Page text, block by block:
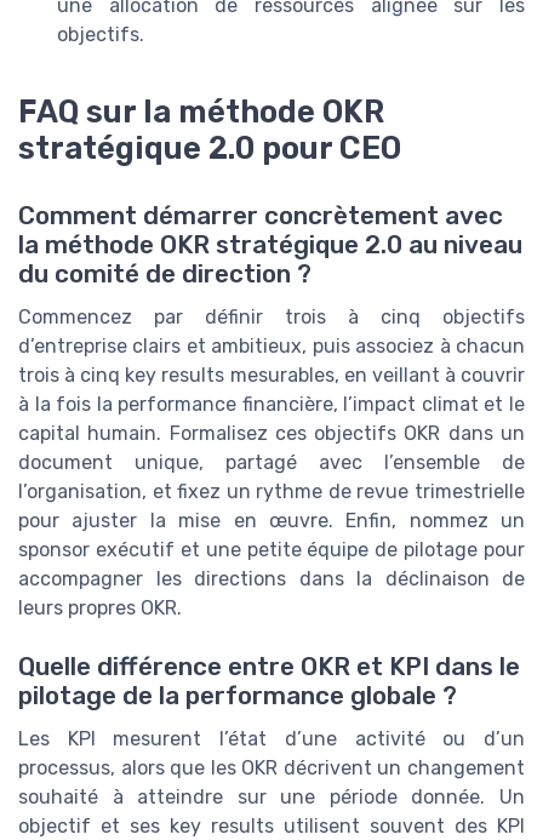
une allocation de ressources alignée sur les
objectifs.
FAQ sur la méthode OKR
stratégique 2.0 pour CEO
Comment démarrer concrètement avec
la méthode OKR stratégique 2.0 au niveau
du comité de direction ?
Commencez par définir trois à cinq objectifs
d’entreprise clairs et ambitieux, puis associez à chacun
trois à cinq key results mesurables, en veillant à couvrir
à la fois la performance financière, l’impact climat et le
capital humain. Formalisez ces objectifs OKR dans un
document unique, partagé avec l’ensemble de
l’organisation, et fixez un rythme de revue trimestrielle
pour ajuster la mise en œuvre. Enfin, nommez un
sponsor exécutif et une petite équipe de pilotage pour
accompagner les directions dans la déclinaison de
leurs propres OKR.
Quelle différence entre OKR et KPI dans le
pilotage de la performance globale ?
Les KPI mesurent l’état d’une activité ou d’un
processus, alors que les OKR décrivent un changement
souhaité à atteindre sur une période donnée. Un
objectif et ses key results utilisent souvent des KPI